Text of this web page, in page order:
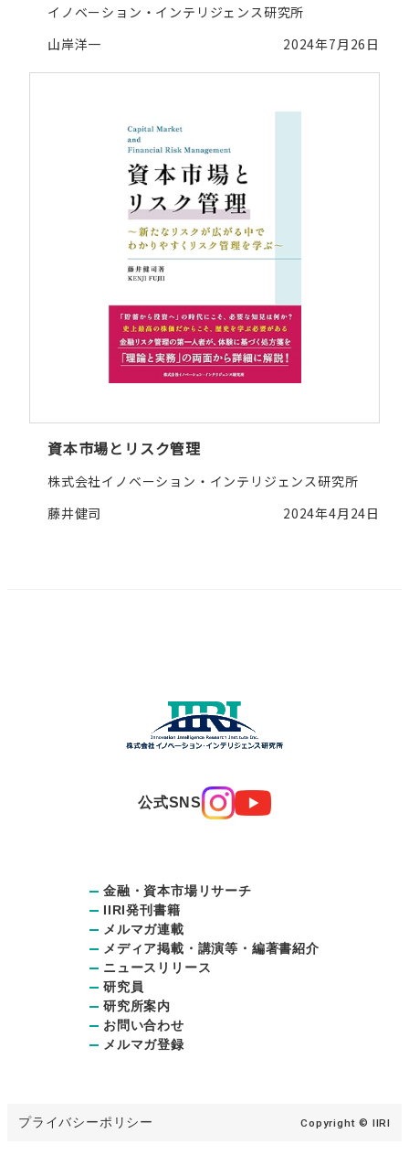
イノベーション・インテリジェンス研究所
山岸洋一
2024年7月26日
資本市場とリスク管理
株式会社イノベーション・インテリジェンス研究所
藤井健司
2024年4月24日
公式SNS
金融・資本市場リサーチ
IIRI発刊書籍
メルマガ連載
メディア掲載・講演等・編著書紹介
ニュースリリース
研究員
研究所案内
お問い合わせ
メルマガ登録
プライバシーポリシー Copyright © IIRI